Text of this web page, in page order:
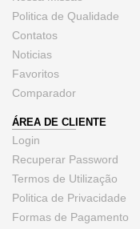
Politica de Qualidade
Contatos
Noticias
Favoritos
Comparador
ÁREA DE CLIENTE
Login
Recuperar Password
Termos de Utilização
Politica de Privacidade
Formas de Pagamento